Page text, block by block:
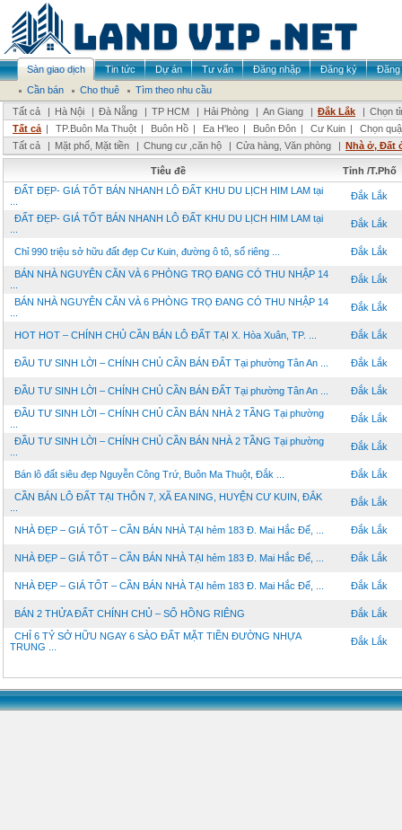
Sàn giao dịch Tin tức Dự án Tư vấn Đăng nhập Đăng ký
Đăng
Cần bán
Cho thuê
Tìm theo nhu cầu
Tất cả
| Hà Nội | Đà Nẵng | TP HCM | Hải Phòng | An Giang | Đắk Lắk | Chọn
Tất cả | TP.Buôn Ma Thuột | Buôn Hồ | Ea H'leo | Buôn Đôn | Cư Kuin |
Chọn
Tất cả
| Mặt phố, Mặt tiền | Chung cư ,căn hộ | Cửa hàng, Văn phòng | Nhà ở, Đất
Tiêu đề
Tỉnh /T.Phố
ĐẤT ĐẸP- GIÁ TỐT BÁN NHANH LÔ ĐẤT KHU DU LỊCH HIM LAM tại
Đắk Lắk
ĐẤT ĐẸP- GIÁ TỐT BÁN NHANH LÔ ĐẤT KHU DU LỊCH HIM LAM tại
Đắk Lắk
Chỉ 990 triệu sở hữu đất đẹp Cư Kuin, đường ô tô, sổ riêng ... Đắk Lắk
BÁN NHÀ NGUYÊN CĂN VÀ 6 PHÒNG TRỌ ĐANG CÓ THU NHẬP 14
Đắk Lắk
BÁN NHÀ NGUYÊN CĂN VÀ 6 PHÒNG TRỌ ĐANG CÓ THU NHẬP 14
Đắk Lắk
HOT HOT – CHÍNH CHỦ CẦN BÁN LÔ ĐẤT TẠI X. Hòa Xuân, TP. ... Đắk Lắk
ĐẦU TƯ SINH LỜI – CHÍNH CHỦ CẦN BÁN ĐẤT Tại phường Tân An ... Đắk Lắk
ĐẦU TƯ SINH LỜI – CHÍNH CHỦ CẦN BÁN ĐẤT Tại phường Tân An ... Đắk Lắk
ĐẦU TƯ SINH LỜI – CHÍNH CHỦ CẦN BÁN NHÀ 2 TẦNG Tại phường
Đắk Lắk
ĐẦU TƯ SINH LỜI – CHÍNH CHỦ CẦN BÁN NHÀ 2 TẦNG Tại phường
Đắk Lắk
Bán lô đất siêu đẹp Nguyễn Công Trứ, Buôn Ma Thuột, Đắk ... Đắk Lắk
CẦN BÁN LÔ ĐẤT TẠI THÔN 7, XÃ EA NING, HUYỆN CƯ KUIN, ĐẮK
Đắk Lắk
NHÀ ĐẸP – GIÁ TỐT – CẦN BÁN NHÀ TẠI hẻm 183 Đ. Mai Hắc Đế, ... Đắk Lắk
NHÀ ĐẸP – GIÁ TỐT – CẦN BÁN NHÀ TẠI hẻm 183 Đ. Mai Hắc Đế, ... Đắk Lắk
NHÀ ĐẸP – GIÁ TỐT – CẦN BÁN NHÀ TẠI hẻm 183 Đ. Mai Hắc Đế, ... Đắk Lắk
BÁN 2 THỬA ĐẤT CHÍNH CHỦ – SỔ HỒNG RIÊNG Đắk Lắk
CHỈ 6 TỶ SỞ HỮU NGAY 6 SÀO ĐẤT MẶT TIỀN ĐƯỜNG NHỰA
TRUNG ...
Đắk Lắk